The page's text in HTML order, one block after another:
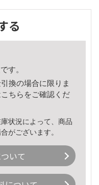
る
す。
換の場合に限りま
こちら をご確認くだ
状況によって、商品
がございます。
いて